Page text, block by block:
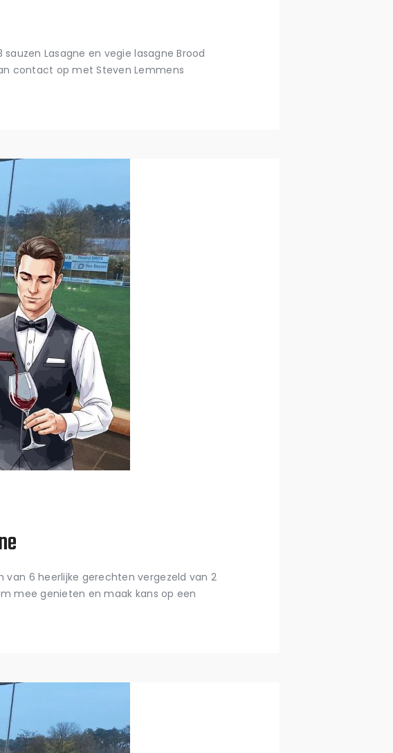
Lasagne en vegie lasagne Brood
contact op met Steven Lemmens
van 6 heerlijke gerechten vergezeld van 2
mee genieten en maak kans op een